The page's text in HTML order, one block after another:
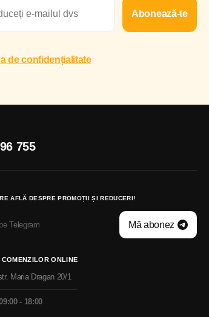
Abonează-te
de confidențialitate
755
AFLĂ DESPRE PROMOȚII ȘI REDUCERI!
Telegram Mă abonez
ONLINE
Maria Dragan 20/1
- 18:00